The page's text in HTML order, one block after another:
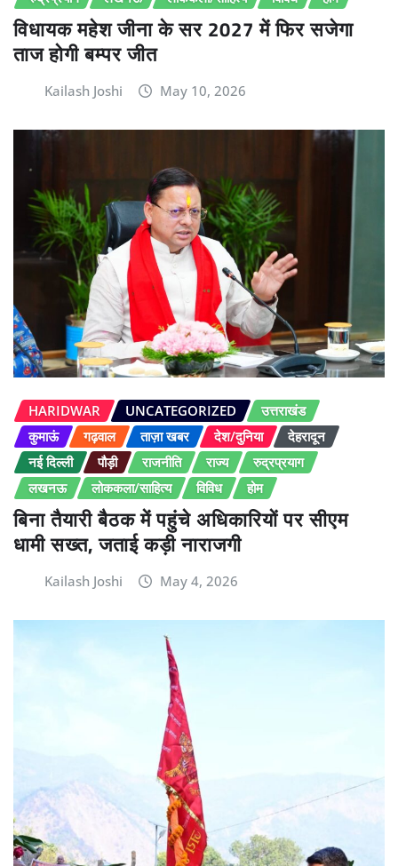
विधायक महेश जीना के सर 2027 में फिर सजेगा
ताज होगी बम्पर जीत
Kailash Joshi May 10, 2026
HARIDWAR UNCATEGORIZED
उत्तराखंड
कुमाऊं
गढ़वाल ताज़ा खबर देश/दुनिया
देहरादून
नई दिल्ली
पौड़ी राजनीति राज्य
रुद्रप्रयाग
लखनऊ
लोककला/साहित्य विविध होम
बिना तैयारी बैठक में पहुंचे अधिकारियों पर सीएम
धामी सख्त, जताई कड़ी नाराजगी
Kailash Joshi May 4, 2026